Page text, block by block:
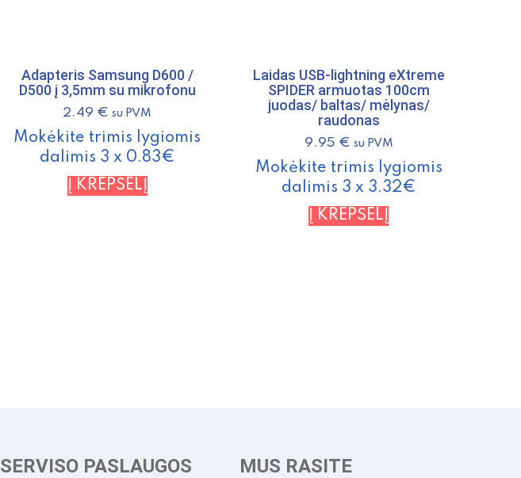
Adapteris Samsung D600 /
D500 į 3,5mm su mikrofonu
2.49 € su PVM
Mokėkite trimis lygiomis
dalimis 3 x 0.83€
Į KREPŠELĮ
Laidas USB-lightning eXtreme
SPIDER armuotas 100cm
juodas/ baltas/ mėlynas/
raudonas
9.95 € su PVM
Mokėkite trimis lygiomis
dalimis 3 x 3.32€
Į KREPŠELĮ
SERVISO PASLAUGOS MUS RASITE